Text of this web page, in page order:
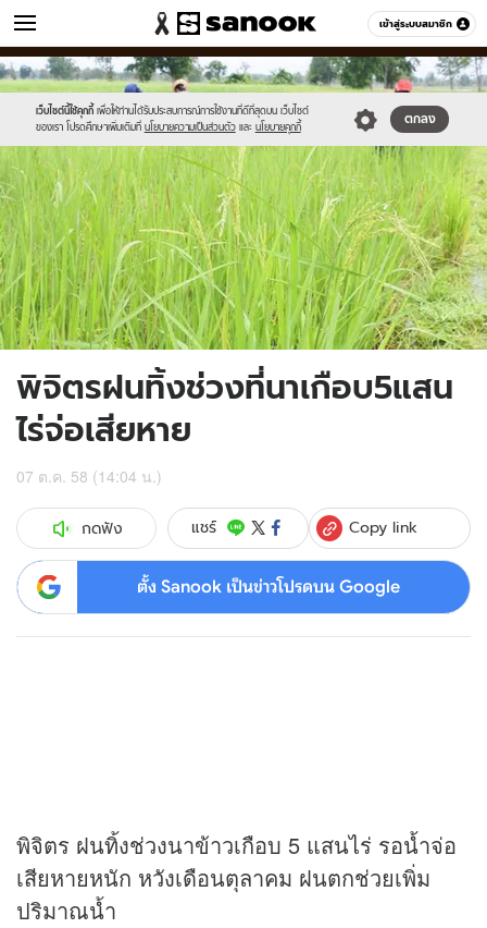
เข้าสู่ระบบสมาชิก
ข่าว หมวดอื่นๆ
เว็บไซต์นี้ใช้คุกกี้ เพื่อให้ท่านได้รับประสบการณ์การใช้งานที่ดีที่สุดบน เว็บไซต์
ของเรา โปรดศึกษาเพิ่มเติมที่ นโยบายความเป็นส่วนตัว และ นโยบายคุกกี้
ตกลง
Sanook
//s.isanook.com/sr/0/images/logo-
new-
sanook.png
600
60
//s.isanook.com/ns/0/ud/375/1878278/650834-
01.jpg
พิจิตรฝนทิ้งช่วงที่นาเกือบ5แสน
ไร่จ่อเสียหาย
07 ต.ค. 58 (14:04 น.)
กดฟัง แชร์ Copy link
ตั้ง Sanook เป็นข่าวโปรดบน Google
พิจิตร ฝนทิ้งช่วงนาข้าวเกือบ 5 แสนไร่ รอน้ำจ่อ
เสียหายหนัก หวังเดือนตุลาคม ฝนตกช่วยเพิ่ม
ปริมาณน้ำ